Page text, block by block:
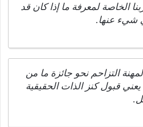
الخاصة لمعرفة ما إذا كان قد
شيء عنها.
التزاحم نحو جائزة ما من
قبول كنز الذات الحقيقية